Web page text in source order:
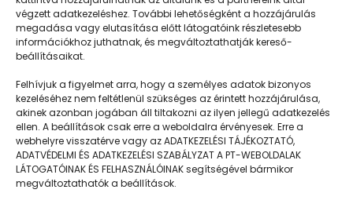
végzett adatkezeléshez. További lehetőségként a hozzájárulás
megadása vagy elutasítása előtt látogatóink részletesebb
információkhoz juthatnak, és megváltoztathatják kereső-
beállításaikat.
Felhívjuk a figyelmet arra, hogy a személyes adatok bizonyos
kezeléséhez nem feltétlenül szükséges az érintett hozzájárulása,
akinek azonban jogában áll tiltakozni az ilyen jellegű adatkezelés
ellen. A beállítások csak erre a weboldalra érvényesek. Erre a
webhelyre visszatérve vagy az ADATKEZELÉSI TÁJÉKOZTATÓ,
ADATVÉDELMI ÉS ADATKEZELÉSI SZABÁLYZAT A PT-WEBOLDALAK
LÁTOGATÓINAK ÉS FELHASZNÁLÓINAK segítségével bármikor
megváltoztathatók a beállítások.
Napközisgyerektábor.hu
Navigáció
Táboringer
Egyveleg